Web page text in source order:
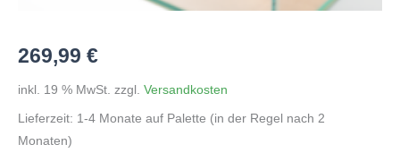
269,99 €
inkl. 19 % MwSt. zzgl. Versandkosten
Lieferzeit: 1-4 Monate auf Palette (in der Regel nach 2
Monaten)